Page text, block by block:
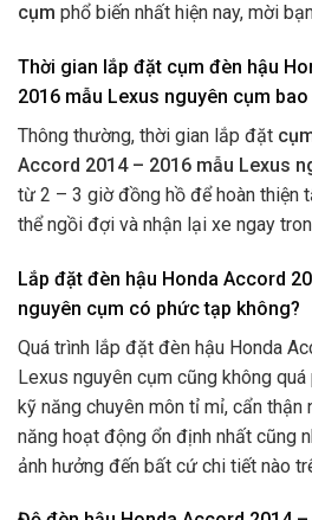
cụm phổ biến nhất hiện nay, mời
Thời gian lắp đặt cụm đèn hậu
2016 mẫu Lexus nguyên cụm bao
Thông thường, thời gian lắp đặt
Accord 2014 – 2016 mẫu Lexus
từ 2 – 3 giờ đồng hồ để hoàn thiện
thể ngồi đợi và nhận lại xe ngay
Lắp đặt đèn hậu Honda Accord
nguyên cụm có phức tạp không?
Quá trình lắp đặt đèn hậu Honda
Lexus nguyên cụm cũng không
kỹ năng chuyên môn tỉ mỉ, cẩn
năng hoạt động ổn định nhất cũng
ảnh hưởng đến bất cứ chi tiết nào